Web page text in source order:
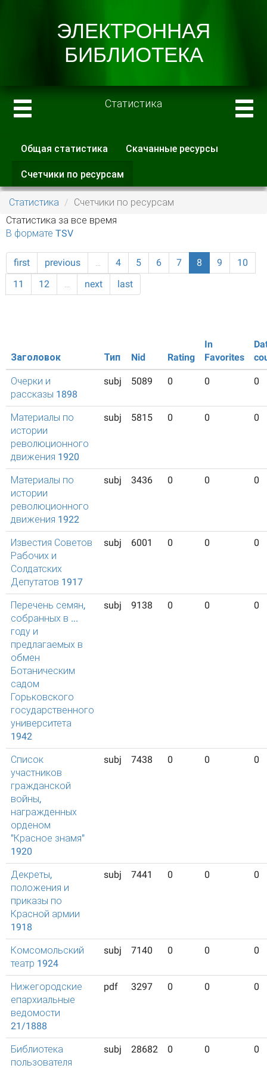
Статистика
Главные вкладки
Общая статистика Скачанные ресурсы
Счетчики по ресурсам
вкладка)
Статистика
Счетчики по ресурсам
Статистика за все время
В формате TSV
first previous … 4 5 6 7 8 9
10
11
12 … next last
Заголовок Тип Nid Rating
In
Favorites
Очерки и
рассказы 1898
subj 5089 0 0 0
Материалы по
истории
революционного
движения 1920
subj 5815 0 0 0
Материалы по
истории
революционного
движения 1922
subj 3436 0 0 0
Известия Советов
Рабочих и
Солдатских
Депутатов 1917
subj 6001 0 0 0
Перечень семян,
собранных в ...
году и
предлагаемых в
обмен
Ботаническим
садом
Горьковского
государственного
университета
1942
subj 9138 0 0 0
Список
участников
гражданской
войны,
награжденных
орденом
"Красное знамя"
1920
subj 7438 0 0 0
Декреты,
положения и
приказы по
Красной армии
1918
subj 7441 0 0 0
Комсомольский
театр 1924
subj 7140 0 0 0
Нижегородские
епархиальные
ведомости
21/1888
pdf 3297 0 0 0
Библиотека
пользователя
subj 28682 0 0 0